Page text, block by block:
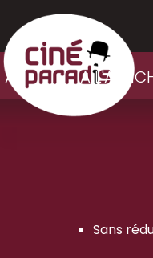
ACCUEIL A
Sans